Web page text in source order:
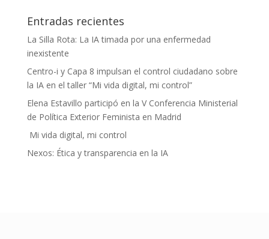
Entradas recientes
La Silla Rota: La IA timada por una enfermedad
inexistente
Centro-i y Capa 8 impulsan el control ciudadano sobre
la IA en el taller “Mi vida digital, mi control”
Elena Estavillo participó en la V Conferencia Ministerial
de Política Exterior Feminista en Madrid
Mi vida digital, mi control
Nexos: Ética y transparencia en la IA